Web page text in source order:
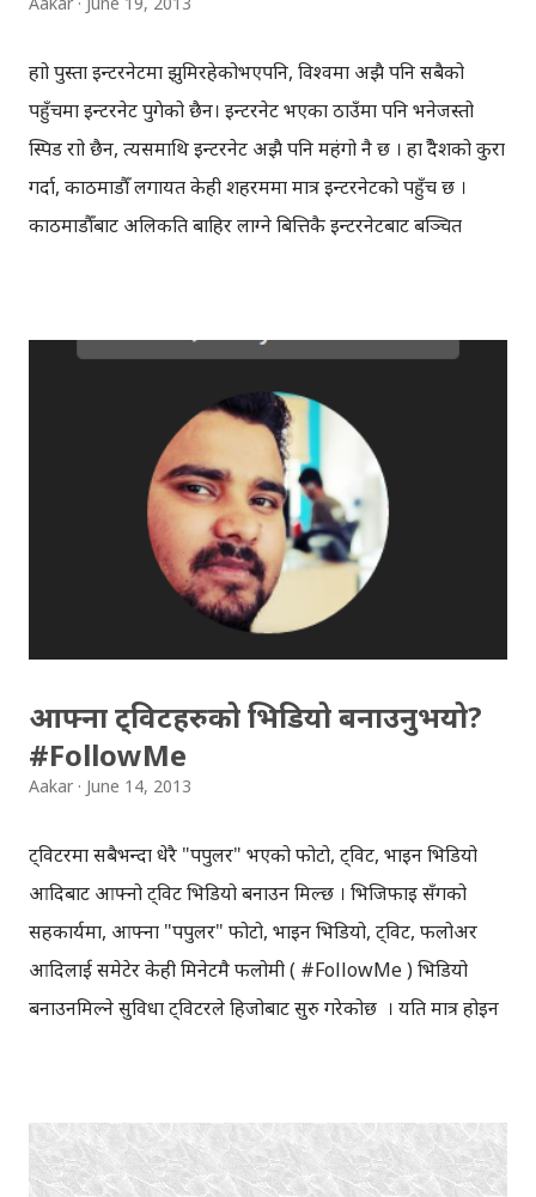
Technological Festival) Date: Ju...
हाम्रो पुस्ता इन्टरनेटमा झुमिरहेकोभएपनि, विश्वमा अझै पनि सबैको
पहुँचमा इन्टरनेट पुगेको छैन। इन्टरनेट भएका ठाउँमा पनि भनेजस्तो
स्पिड राम्रो छैन, त्यसमाथि इन्टरनेट अझै पनि महंगो नै छ । हाम्रै देशको कुरा
गर्दा, काठमाडौँ लगायत केही शहरममा मात्र इन्टरनेटको पहुँच छ ।
काठमाडौँबाट अलिकति बाहिर लाग्ने बित्तिकै इन्टरनेटबाट बञ्चित
गरेकोछ । "लुन" प्रोजेक्ट अन्तर्गत, गुगलले बेलुनको माध्यमबाट इन्टरनेट
जोक झैँ लाग्न सक्छ, तर गुगलको प्रयोग सफल भएको खण्डमा केही
वर्षभित्रैमा हामीले पनि बेलुन इन्टरनेट चलाउन सक्नेछौँ । गुगलका
बेलुनहरु पृथ्वीको सतह भन्दा करिब २० किलोमिटर माथि रहनेछन् र
हामीले साविकको स्थितिमा थ्रीजी सरहको इन्टरनेट स्पिड पाउनेछौँ ।
पृथ्वीको सतहभन्दा करिब २० किलोमिटर माथि रहने र बेलुनहरु
आकाशमा घुमिरहने भएका कारण, पृथ्वीको जुनसुकै ठाउँबाट सहज
आफ्ना ट्विटहरुको भिडियो बनाउनुभयो?
#FollowMe
Aakar June 14, 2013
ट्विटरमा सबैभन्दा धेरै "पपुलर" भएको फोटो, ट्विट, भाइन भिडियो
आदिबाट आफ्नो ट्विट भिडियो बनाउन मिल्छ । भिजिफाइ सँगको
सहकार्यमा, आफ्ना "पपुलर" फोटो, भाइन भिडियो, ट्विट, फलोअर
आदिलाई समेटेर केही मिनेटमै फलोमी ( #FollowMe ) भिडियो
बनाउनमिल्ने सुविधा ट्विटरले हिजोबाट सुरु गरेकोछ । यति मात्र होइन
भिजीफाईले अटोमेटिक रुपमा केही मिनेट भित्रैमा तपाईको ट्विटहरुको
फलोमी भिडियो तयार पारिदिन्छ । भिडियो तयार भइसकेपछि,